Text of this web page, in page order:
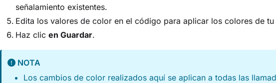
señalamiento existentes.
Edita los valores de color en el código para aplicar los colores de tu
Haz clic en Guardar.
NOTA
Los cambios de color realizados aquí se aplican a todas las